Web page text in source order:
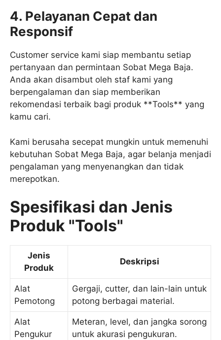
4. Pelayanan Cepat dan
Responsif
Customer service kami siap membantu setiap
pertanyaan dan permintaan Sobat Mega Baja.
Anda akan disambut oleh staf kami yang
berpengalaman dan siap memberikan
rekomendasi terbaik bagi produk **Tools** yang
kamu cari.
Kami berusaha secepat mungkin untuk memenuhi
kebutuhan Sobat Mega Baja, agar belanja menjadi
pengalaman yang menyenangkan dan tidak
merepotkan.
Spesifikasi dan Jenis
Produk "Tools"
Jenis
Produk
Deskripsi
Alat
Pemotong
Gergaji, cutter, dan lain-lain untuk
potong berbagai material.
Alat
Pengukur
Meteran, level, dan jangka sorong
untuk akurasi pengukuran.